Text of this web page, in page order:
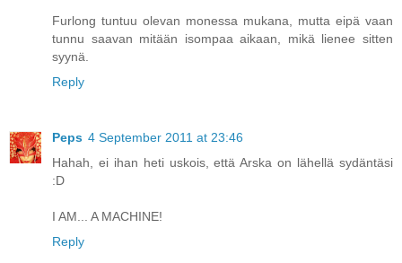
Furlong tuntuu olevan monessa mukana, mutta eipä vaan
tunnu saavan mitään isompaa aikaan, mikä lienee sitten
syynä.
Reply
Peps 4 September 2011 at 23:46
Hahah, ei ihan heti uskois, että Arska on lähellä sydäntäsi
:D
I AM... A MACHINE!
Reply